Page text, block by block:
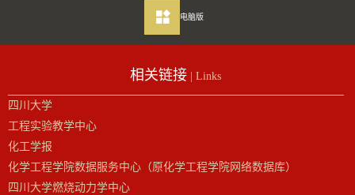
电脑版
相关链接 | Links
四川大学
工程实验教学中心
化工学报
化学工程学院数据服务中心（原化学工程学院网络数据库）
四川大学燃烧动力学中心